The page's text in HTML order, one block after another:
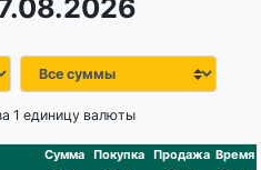
1 единицу валюты
Сумма Покупка Продажа Время